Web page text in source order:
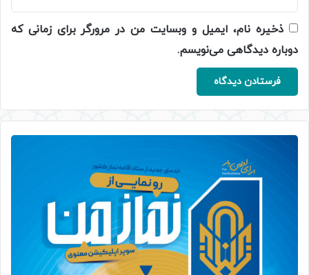
ذخیره نام، ایمیل و وبسایت من در مرورگر برای زمانی که
دوباره دیدگاهی می‌نویسم.